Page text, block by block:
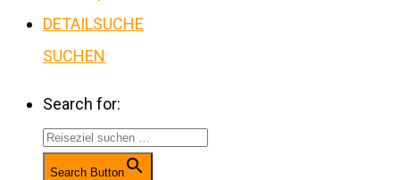
DETAILSUCHE
SUCHEN
Search for:
Search Button